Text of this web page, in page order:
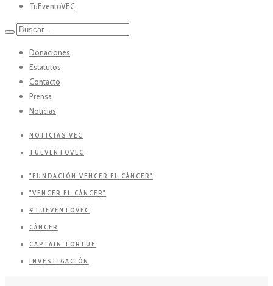
TuEventoVEC
Donaciones
Estatutos
Contacto
Prensa
Noticias
NOTICIAS VEC
TUEVENTOVEC
"FUNDACIÓN VENCER EL CÁNCER"
"VENCER EL CÁNCER"
#TUEVENTOVEC
CÁNCER
CAPTAIN TORTUE
INVESTIGACIÓN